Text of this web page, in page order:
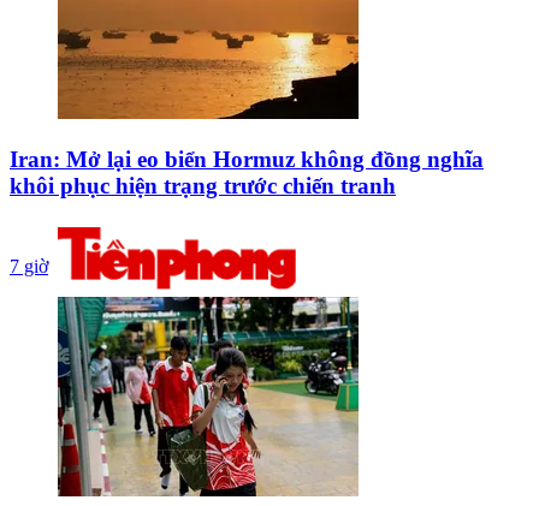
Iran: Mở lại eo biển Hormuz không đồng nghĩa
khôi phục hiện trạng trước chiến tranh
7 giờ